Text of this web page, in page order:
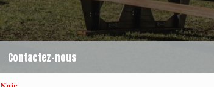
Contactez-nous